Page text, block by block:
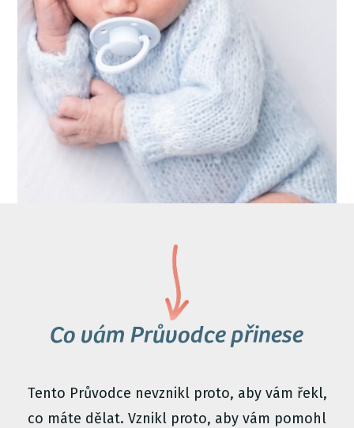
Co vám Průvodce přinese
Tento Průvodce nevznikl proto, aby vám řekl,
co máte dělat. Vznikl proto, aby vám pomohl